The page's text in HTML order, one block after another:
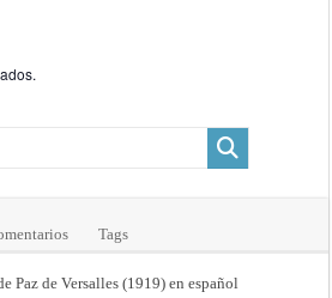
Tags
Paz de Versalles (1919) en español